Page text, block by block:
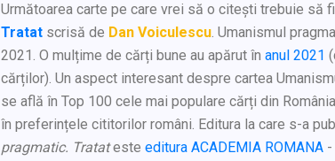
Următoarea carte pe care vrei să o citești trebuie să
Tratat scrisă de Dan Voiculescu. Umanismul
2021. O mulțime de cărți bune au apărut în anul 2021
cărților). Un aspect interesant despre cartea
se află în Top 100 cele mai populare cărți din
în preferințele cititorilor români. Editura la care s-a
pragmatic. Tratateste editura ACADEMIA ROMANA